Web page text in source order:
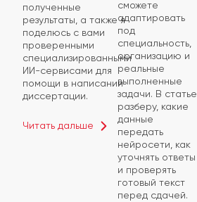
полученные
результаты, а также я
поделюсь с вами
проверенными
специализированными
ИИ-сервисами для
помощи в написании
диссертации.
Читать дальше
сможете
адаптировать
под
специальность,
организацию и
реальные
выполненные
задачи. В статье
разберу, какие
данные
передать
нейросети, как
уточнять ответы
и проверять
готовый текст
перед сдачей.